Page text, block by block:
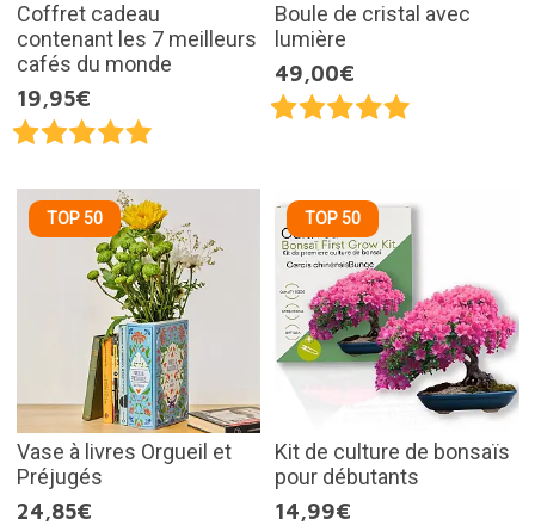
Coffret cadeau
contenant les 7 meilleurs
cafés du monde
19,95€
Boule de cristal avec
lumière
49,00€
TOP 50
Vase à livres Orgueil et
Préjugés
24,85€
TOP 50
Kit de culture de bonsaïs
pour débutants
14,99€